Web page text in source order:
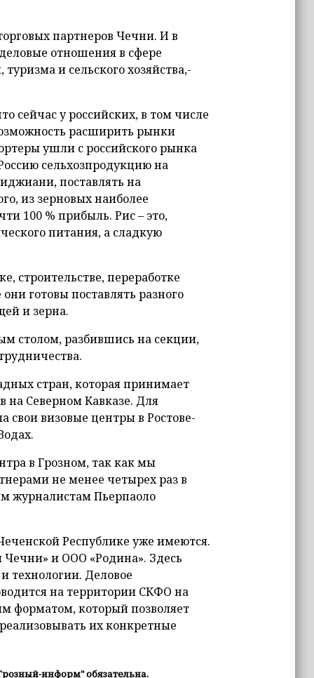
партнеров Чечни. И в
отношения в сфере
и сельского хозяйства,-
сейчас у российских, в том числе
расширить рынки
ушли с российского рынка
сельхозпродукцию на
поставлять на
из зерновых наиболее
100 % прибыль. Рис – это,
питания, а сладкую
строительстве, переработке
готовы поставлять разного
и зерна.
столом, разбившись на секции,
стран, которая принимает
на Северном Кавказе. Для
свои визовые центры в Ростове-
в Грозном, так как мы
не менее четырех раз в
журналистам Пьерпаоло
Республике уже имеются.
и ООО «Родина». Здесь
технологии. Деловое
на территории СКФО на
форматом, который позволяет
их конкретные
информ" обязательна.